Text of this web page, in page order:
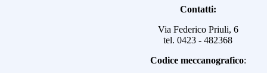
Contatti:
Via Federico Priuli, 6
tel. 0423 - 482368
Codice meccanografico: